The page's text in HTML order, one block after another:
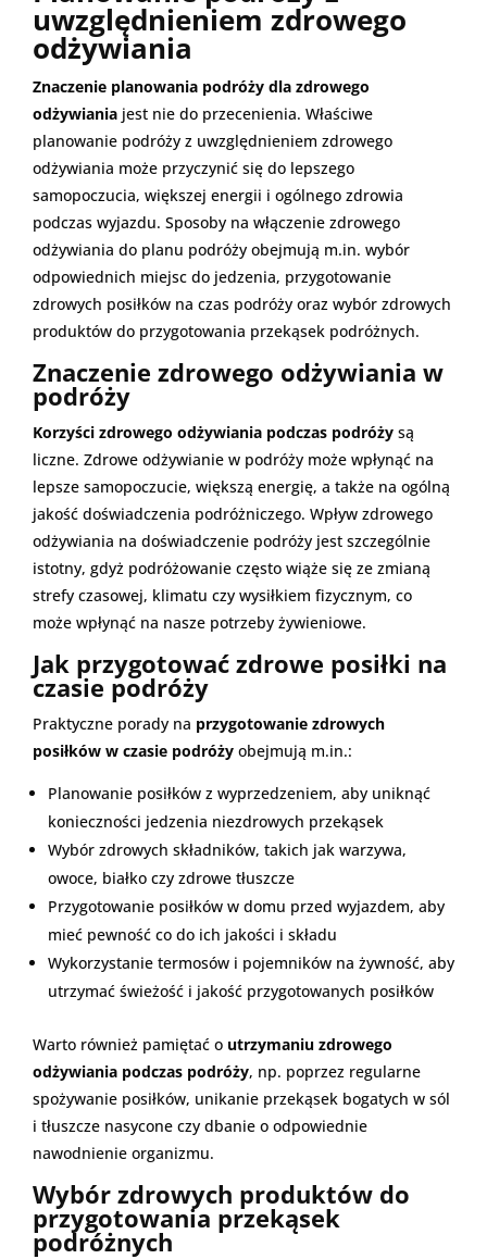
uwzględnieniem zdrowego
odżywiania
Znaczenie planowania podróży dla zdrowego
odżywiania jest nie do przecenienia. Właściwe
planowanie podróży z uwzględnieniem zdrowego
odżywiania może przyczynić się do lepszego
samopoczucia, większej energii i ogólnego zdrowia
podczas wyjazdu. Sposoby na włączenie zdrowego
odżywiania do planu podróży obejmują m.in. wybór
odpowiednich miejsc do jedzenia, przygotowanie
zdrowych posiłków na czas podróży oraz wybór zdrowych
produktów do przygotowania przekąsek podróżnych.
Znaczenie zdrowego odżywiania w
podróży
Korzyści zdrowego odżywiania podczas podróży są
liczne. Zdrowe odżywianie w podróży może wpłynąć na
lepsze samopoczucie, większą energię, a także na ogólną
jakość doświadczenia podróżniczego. Wpływ zdrowego
odżywiania na doświadczenie podróży jest szczególnie
istotny, gdyż podróżowanie często wiąże się ze zmianą
strefy czasowej, klimatu czy wysiłkiem fizycznym, co
może wpłynąć na nasze potrzeby żywieniowe.
Jak przygotować zdrowe posiłki na
czasie podróży
Praktyczne porady na przygotowanie zdrowych
posiłków w czasie podróży obejmują m.in.:
Planowanie posiłków z wyprzedzeniem, aby uniknąć
konieczności jedzenia niezdrowych przekąsek
Wybór zdrowych składników, takich jak warzywa,
owoce, białko czy zdrowe tłuszcze
Przygotowanie posiłków w domu przed wyjazdem, aby
mieć pewność co do ich jakości i składu
Wykorzystanie termosów i pojemników na żywność, aby
utrzymać świeżość i jakość przygotowanych posiłków
Warto również pamiętać o utrzymaniu zdrowego
odżywiania podczas podróży, np. poprzez regularne
spożywanie posiłków, unikanie przekąsek bogatych w sól
i tłuszcze nasycone czy dbanie o odpowiednie
nawodnienie organizmu.
Wybór zdrowych produktów do
przygotowania przekąsek
podróżnych